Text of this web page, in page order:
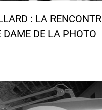
: LA
DAME DE LA PHOTO